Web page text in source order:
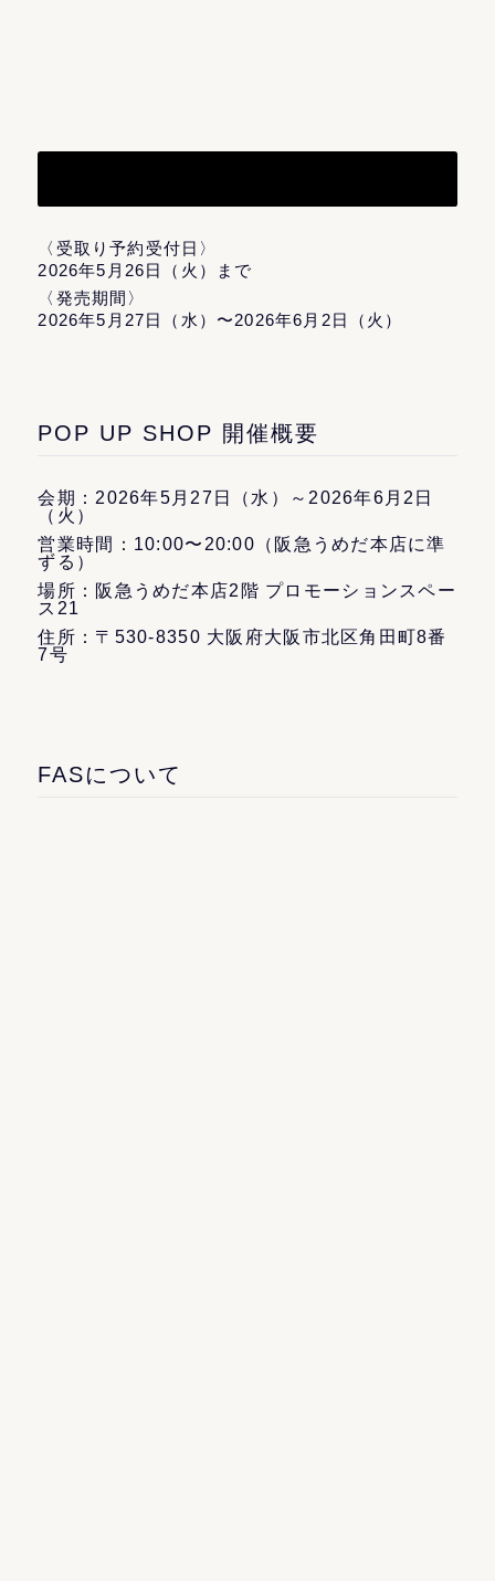
〈受取り予約受付日〉
2026年5月26日（火）まで
〈発売期間〉
2026年5月27日（水）〜2026年6月2日（火）
POP UP SHOP 開催概要
会期：2026年5月27日（水）～2026年6月2日
（火）
営業時間：10:00〜20:00（阪急うめだ本店に準
ずる）
場所：阪急うめだ本店2階 プロモーションスペー
ス21
住所：〒530-8350 大阪府大阪市北区角田町8番
7号
FASについて